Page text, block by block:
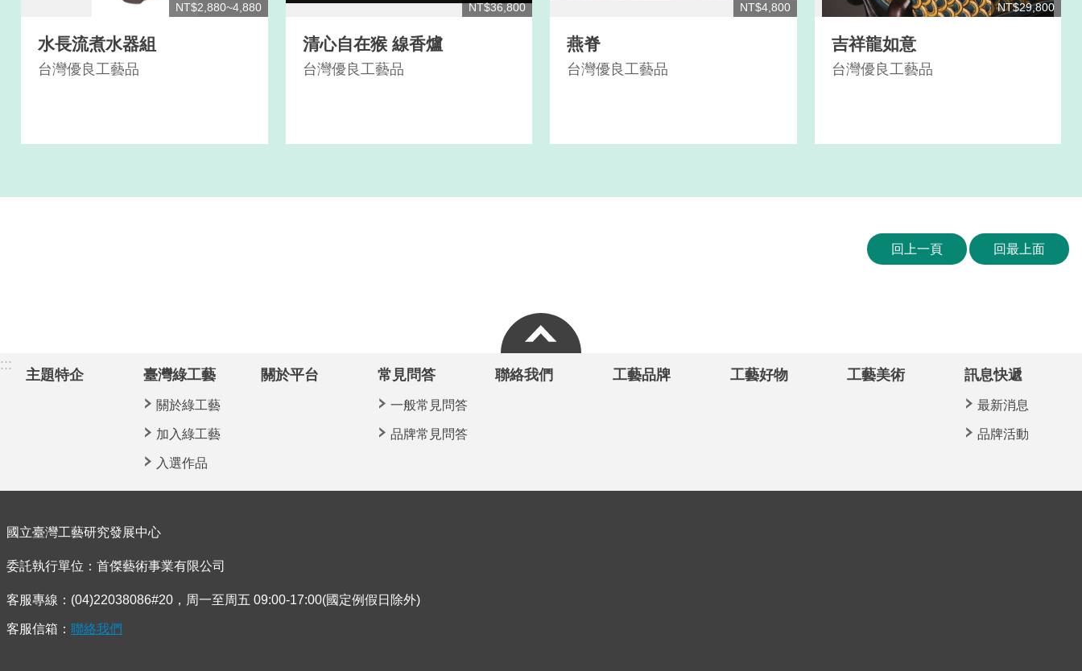
NT$2,880~4,880
水長流煮水器組
台灣優良工藝品
NT$36,800
清心自在猴 線香爐
台灣優良工藝品
NT$4,800
燕脊
台灣優良工藝品
NT$29,800
吉祥龍如意
台灣優良工藝品
回上一頁 回最上面
:::
主題特企 臺灣綠工藝
關於綠工藝
加入綠工藝
入選作品
關於平台 常見問答
一般常見問答
品牌常見問答
聯絡我們 工藝品牌 工藝好物 工藝美術 訊息快遞
最新消息
品牌活動
國立臺灣工藝研究發展中心
委託執行單位：首傑藝術事業有限公司
客服專線：(04)22038086#20，周一至周五 09:00-17:00(國定例假日除外)
客服信箱： 聯絡我們